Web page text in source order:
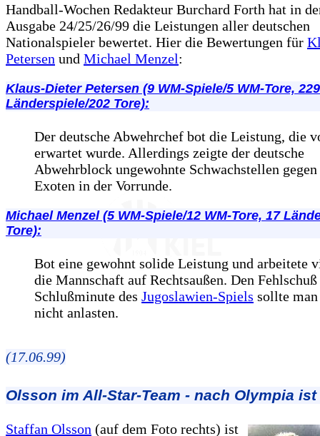
Handball-Wochen Redakteur Burchard Forth hat in
Ausgabe 24/25/26/99 die Leistungen aller deutschen
Nationalspieler bewertet. Hier die Bewertungen für
Petersen und Michael Menzel:
Klaus-Dieter Petersen (9 WM-Spiele/5 WM-Tore, 229
Länderspiele/202 Tore):
Der deutsche Abwehrchef bot die Leistung, die
erwartet wurde. Allerdings zeigte der deutsche
Abwehrblock ungewohnte Schwachstellen
Exoten in der Vorrunde.
Michael Menzel (5 WM-Spiele/12 WM-Tore, 17
Tore):
Bot eine gewohnt solide Leistung und arbeitete
die Mannschaft auf Rechtsaußen. Den
Schlußminute des Jugoslawien-Spiels sollte
nicht anlasten.
(17.06.99)
Olsson im All-Star-Team - nach Olympia
Staffan Olsson (auf dem Foto rechts) ist